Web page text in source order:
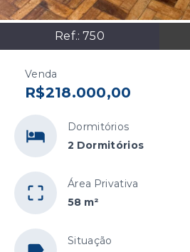
Ref.:750
Venda
R$218.000,00
Dormitórios
2 Dormitórios
Área Privativa
58 m²
Situação